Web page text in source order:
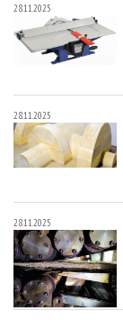
28.11.2025
28.11.2025
28.11.2025